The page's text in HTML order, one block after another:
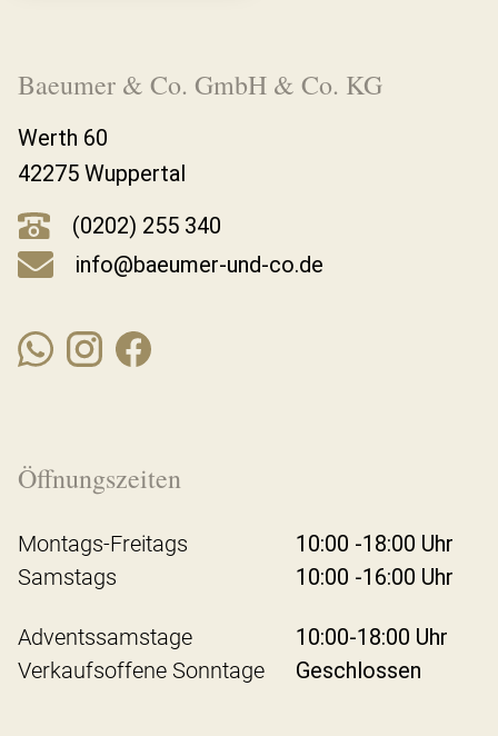
Baeumer & Co. GmbH & Co. KG
Werth 60
42275 Wuppertal
(0202) 255 340
info@baeumer-und-co.de
Öffnungszeiten
Montags-Freitags
10:00 -18:00 Uhr
Samstags
10:00 -16:00 Uhr
Adventssamstage
10:00-18:00 Uhr
Verkaufsoffene Sonntage
Geschlossen